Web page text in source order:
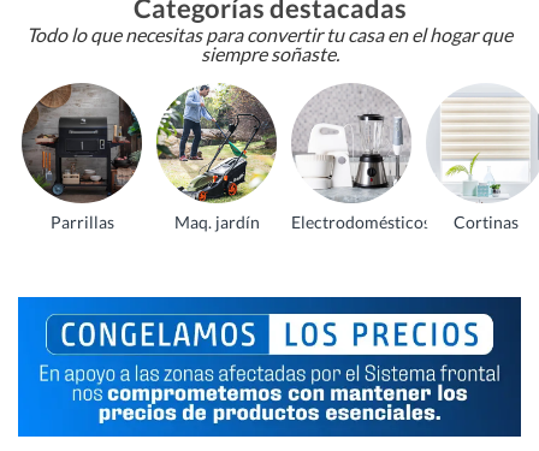
Categorías destacadas
Todo lo que necesitas para convertir tu casa en el hogar que
siempre soñaste.
Parrillas Maq. jardín Electrodomésticos Cortinas